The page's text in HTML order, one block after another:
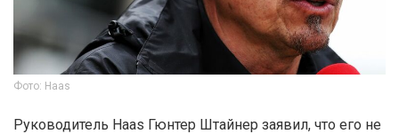
Фото: Haas
Руководитель Haas Гюнтер Штайнер заявил, что его не